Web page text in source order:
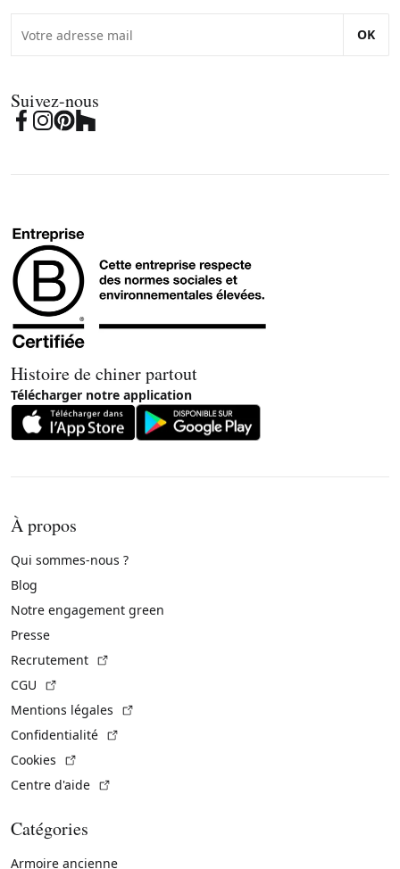
OK
Suivez-nous
Histoire de chiner partout
Télécharger notre application
À propos
Qui sommes-nous ?
Blog
Notre engagement green
Presse
Recrutement
CGU
Mentions légales
Confidentialité
Cookies
Centre d'aide
Catégories
Armoire ancienne